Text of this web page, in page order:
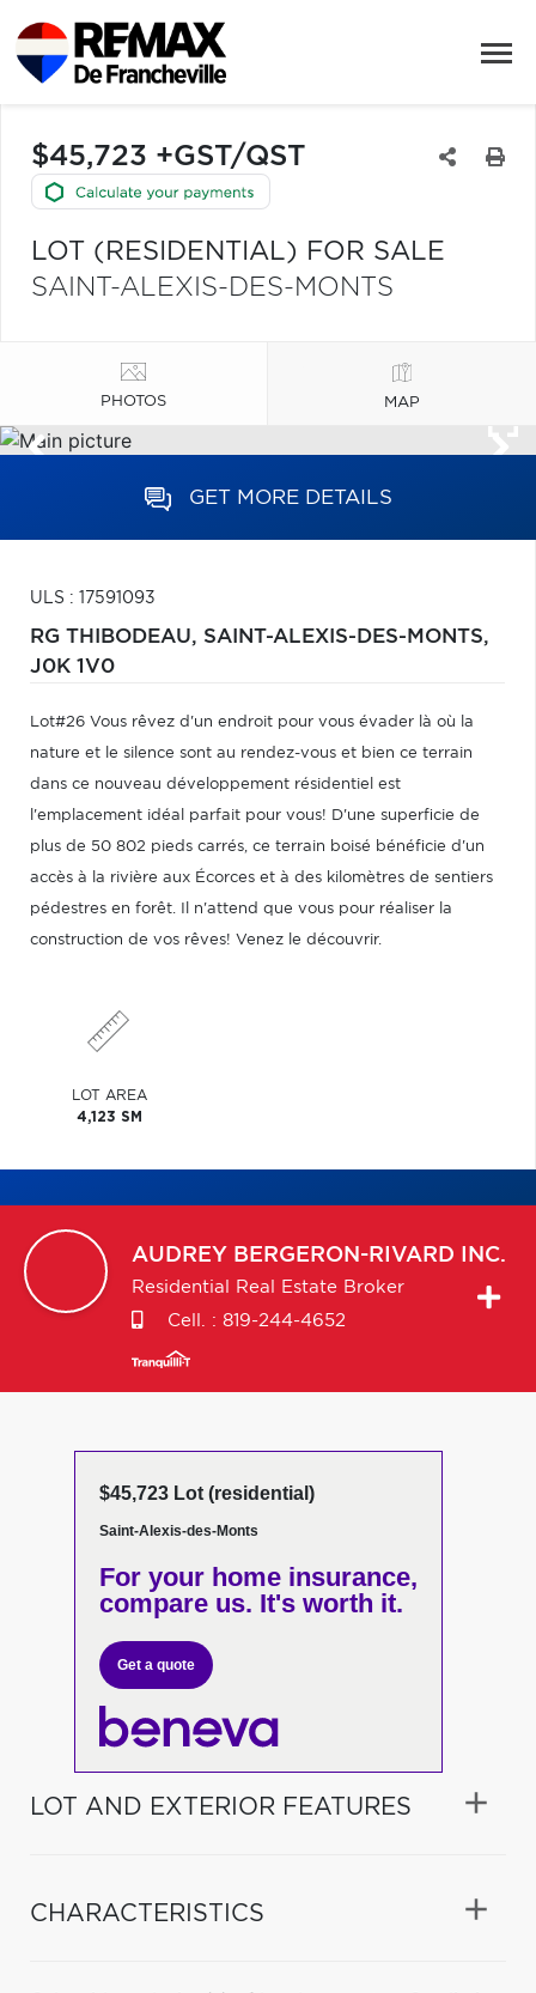
$45,723 +GST/QST
LOT (RESIDENTIAL) FOR SALE
SAINT-ALEXIS-DES-MONTS
PHOTOS MAP
GET MORE DETAILS
ULS : 17591093
RG THIBODEAU, SAINT-ALEXIS-DES-MONTS,
J0K 1V0
Lot#26 Vous rêvez d'un endroit pour vous évader là où la
nature et le silence sont au rendez-vous et bien ce terrain
dans ce nouveau développement résidentiel est
l'emplacement idéal parfait pour vous! D'une superficie de
plus de 50 802 pieds carrés, ce terrain boisé bénéficie d'un
accès à la rivière aux Écorces et à des kilomètres de sentiers
pédestres en forêt. Il n'attend que vous pour réaliser la
construction de vos rêves! Venez le découvrir.
LOT AREA
4,123 SM
AUDREY BERGERON-RIVARD INC.
Residential Real Estate Broker
Cell. : 819-244-4652
$45,723 Lot (residential)
Saint-Alexis-des-Monts
For your home insurance,
compare us. It's worth it.
Get a quote
LOT AND EXTERIOR FEATURES
CHARACTERISTICS